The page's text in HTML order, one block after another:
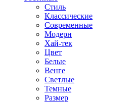
Стиль
Классические
Современные
Модерн
Хай-тек
Цвет
Белые
Венге
Светлые
Темные
Размер